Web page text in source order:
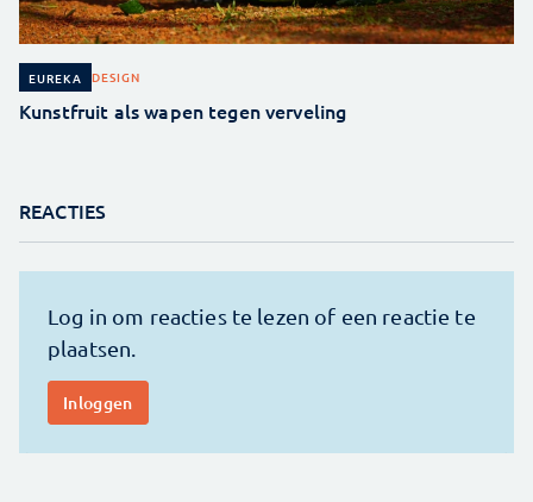
EUREKA DESIGN
Kunstfruit als wapen tegen verveling
REACTIES